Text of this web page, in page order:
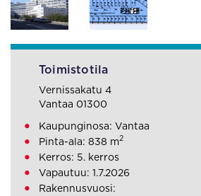
Toimistotila
Vernissakatu 4
Vantaa 01300
Kaupunginosa: Vantaa
Pinta-ala: 838 m2
Kerros: 5. kerros
Vapautuu: 1.7.2026
Rakennusvuosi: